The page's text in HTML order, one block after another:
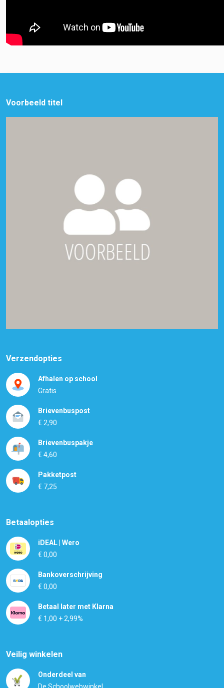
Voorbeeld titel
Verzendopties
Afhalen op school
Gratis
Brievenbuspost
€ 2,90
Brievenbuspakje
€ 4,60
Pakketpost
€ 7,25
Betaalopties
iDEAL | Wero
€ 0,00
Bankoverschrijving
€ 0,00
Betaal later met Klarna
€ 1,00 + 2,99%
Veilig winkelen
Onderdeel van